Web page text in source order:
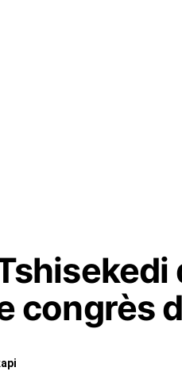
congrès